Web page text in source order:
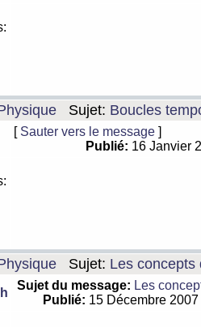
Sujet: Boucles
[ Sauter vers le message ]
Publié: 16 Janvier
Sujet: Les concepts
Sujet du message: Les
Publié: 15 Décembre